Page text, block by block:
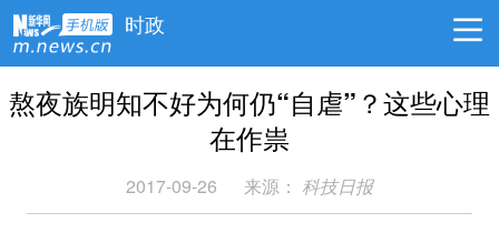
时政
熬夜族明知不好为何仍“自虐”？这些心理
在作祟
2017-09-26 来源： 科技日报